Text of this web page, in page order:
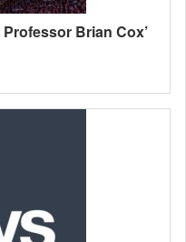
Brian Cox’